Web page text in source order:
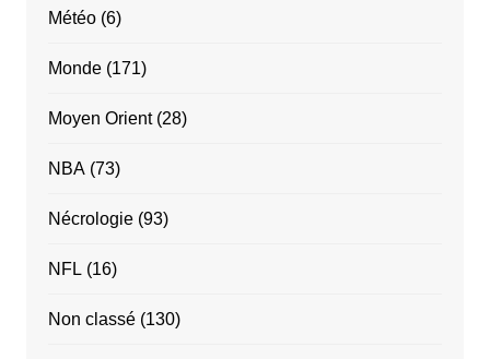
Météo(6)
Monde(171)
Moyen Orient(28)
NBA(73)
Nécrologie(93)
NFL(16)
Non classé(130)